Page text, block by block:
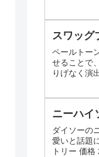
スワッグ
ペールトー
せることで
りげなく演
ニーハイ
ダイソーの
愛いと話題
トリー 価